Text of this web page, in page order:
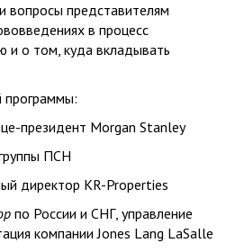
вопросы представителям
в процесс
и о том, куда вкладывать
программы:
президент Morgan Stanley
ПСН
директор KR-Properties
по России и СНГ, управление
компании Jones Lang LaSalle